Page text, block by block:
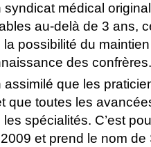
syndicat médical
au-delà de 3 ans,
possibilité du
des confrères.
que les
que toutes les
spécialités. C’est
et prend le nom